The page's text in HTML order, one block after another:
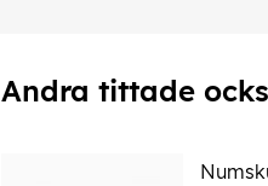
Andra tittade